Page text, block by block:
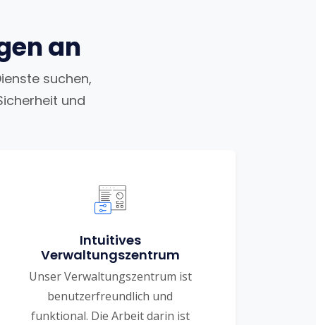
an
suchen,
und
Intuitives
Verwaltungszentrum
Unser Verwaltungszentrum ist
benutzerfreundlich und
funktional. Die Arbeit darin ist